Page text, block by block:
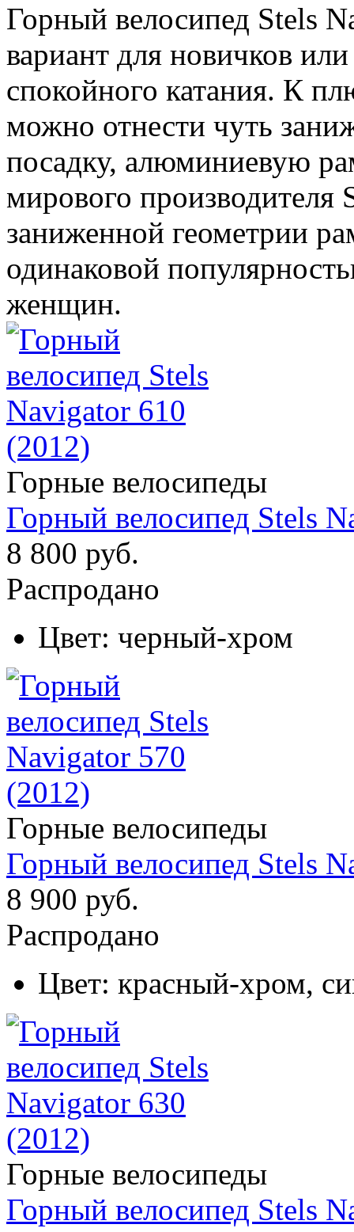
Горный велосипед Stels
вариант для новичков
спокойного катания. К
можно отнести чуть
посадку, алюминиевую
мирового производителя
заниженной геометрии
одинаковой
женщин.
Горные велосипеды
Горный велосипед Stels
8 800 руб.
Распродано
Цвет: черный-хром
Горные велосипеды
Горный велосипед Stels
8 900 руб.
Распродано
Цвет: красный-хром,
Горные велосипеды
Горный велосипед Stels